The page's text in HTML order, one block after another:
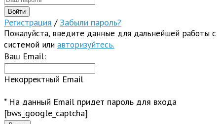
Регистрация / Забыли пароль?
Пожалуйста, введите данные для дальнейшей работы с
системой или авторизуйтесь.
Ваш Email:
Некорректный Email
* На данный Email придет пароль для входа
[bws_google_captcha]